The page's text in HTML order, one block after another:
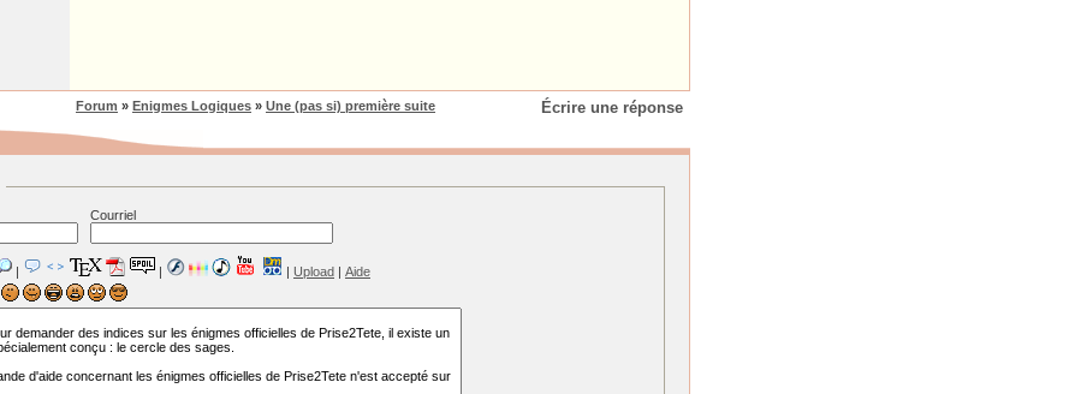
Écrire une réponse
Forum » Enigmes Logiques » Une (pas si) première suite
Courriel
| | | Upload | Aide